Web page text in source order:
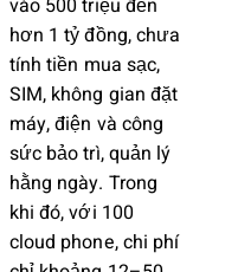
hơn 1 tỷ đồng, chưa
tính tiền mua sạc,
SIM, không gian đặt
máy, điện và công
sức bảo trì, quản lý
hằng ngày. Trong
khi đó, với 100
cloud phone, chi phí